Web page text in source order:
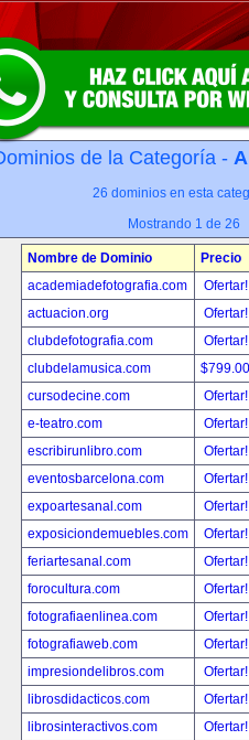
de la Categoría -
26 dominios en esta
Mostrando 1 de 26
Nombre de Dominio
Precio
academiadefotografia.com
actuacion.org
clubdefotografia.com
clubdelamusica.com
cursodecine.com
e-teatro.com
escribirunlibro.com
eventosbarcelona.com
expoartesanal.com
exposiciondemuebles.com
feriartesanal.com
forocultura.com
fotografiaenlinea.com
fotografiaweb.com
impresiondelibros.com
librosdidacticos.com
librosinteractivos.com